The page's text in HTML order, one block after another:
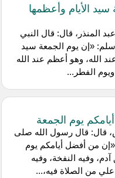
الأيام وأعظمها
المنذر، قال: قال النبي
«إن يوم الجمعة سيد
الله، وهو أعظم عند الله
الفطر...
يوم الجمعة
قال: قال رسول الله صلى
من أفضل أيامكم يوم
وفيه النفخة، وفيه
علي من الصلاة فيه،...